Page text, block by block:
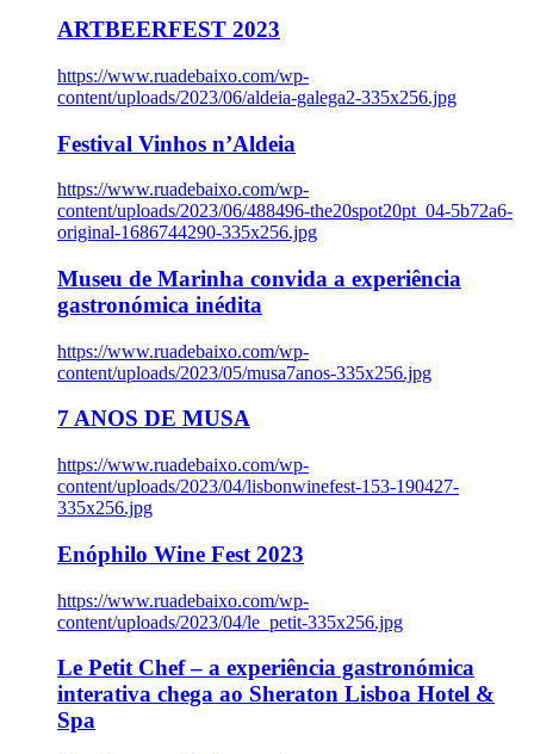
ARTBEERFEST 2023
https://www.ruadebaixo.com/wp-
content/uploads/2023/06/aldeia-galega2-335x256.jpg
Festival Vinhos n’Aldeia
https://www.ruadebaixo.com/wp-
content/uploads/2023/06/488496-the20spot20pt_04-5b72a6-
original-1686744290-335x256.jpg
Museu de Marinha convida a experiência
gastronómica inédita
https://www.ruadebaixo.com/wp-
content/uploads/2023/05/musa7anos-335x256.jpg
7 ANOS DE MUSA
https://www.ruadebaixo.com/wp-
content/uploads/2023/04/lisbonwinefest-153-190427-
335x256.jpg
Enóphilo Wine Fest 2023
https://www.ruadebaixo.com/wp-
content/uploads/2023/04/le_petit-335x256.jpg
Le Petit Chef – a experiência gastronómica
interativa chega ao Sheraton Lisboa Hotel &
Spa